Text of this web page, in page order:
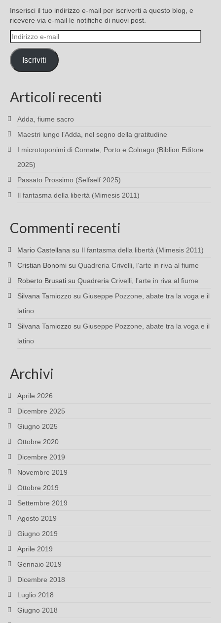
Inserisci il tuo indirizzo e-mail per iscriverti a questo blog, e
ricevere via e-mail le notifiche di nuovi post.
Indirizzo
e-
mail
Iscriviti
Articoli recenti
Adda, fiume sacro
Maestri lungo l’Adda, nel segno della gratitudine
I microtoponimi di Cornate, Porto e Colnago (Biblion Editore
2025)
Passato Prossimo (Selfself 2025)
Il fantasma della libertà (Mimesis 2011)
Commenti recenti
Mario Castellana su Il fantasma della libertà (Mimesis 2011)
Cristian Bonomi su Quadreria Crivelli, l’arte in riva al fiume
Roberto Brusati su Quadreria Crivelli, l’arte in riva al fiume
Silvana Tamiozzo su Giuseppe Pozzone, abate tra la voga e il
latino
Silvana Tamiozzo su Giuseppe Pozzone, abate tra la voga e il
latino
Archivi
Aprile 2026
Dicembre 2025
Giugno 2025
Ottobre 2020
Dicembre 2019
Novembre 2019
Ottobre 2019
Settembre 2019
Agosto 2019
Giugno 2019
Aprile 2019
Gennaio 2019
Dicembre 2018
Luglio 2018
Giugno 2018